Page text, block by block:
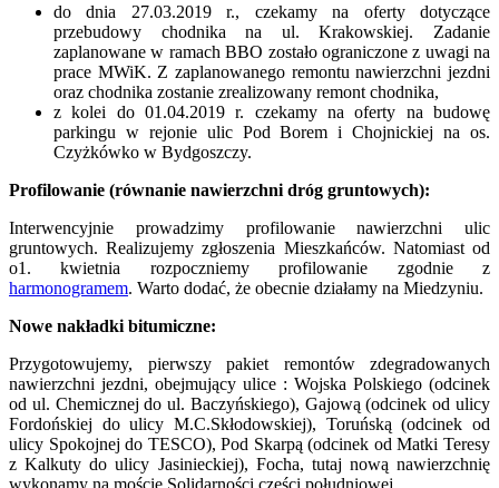
do dnia 27.03.2019 r., czekamy na oferty dotyczące
przebudowy chodnika na ul. Krakowskiej. Zadanie
zaplanowane w ramach BBO zostało ograniczone z uwagi na
prace MWiK. Z zaplanowanego remontu nawierzchni jezdni
oraz chodnika zostanie zrealizowany remont chodnika,
z kolei do 01.04.2019 r. czekamy na oferty na budowę
parkingu w rejonie ulic Pod Borem i Chojnickiej na os.
Czyżkówko w Bydgoszczy.
Profilowanie (równanie nawierzchni dróg gruntowych):
Interwencyjnie prowadzimy profilowanie nawierzchni ulic
gruntowych. Realizujemy zgłoszenia Mieszkańców. Natomiast od
o1. kwietnia rozpoczniemy profilowanie zgodnie z
harmonogramem. Warto dodać, że obecnie działamy na Miedzyniu.
Nowe nakładki bitumiczne:
Przygotowujemy, pierwszy pakiet remontów zdegradowanych
nawierzchni jezdni, obejmujący ulice : Wojska Polskiego (odcinek
od ul. Chemicznej do ul. Baczyńskiego), Gajową (odcinek od ulicy
Fordońskiej do ulicy M.C.Skłodowskiej), Toruńską (odcinek od
ulicy Spokojnej do TESCO), Pod Skarpą (odcinek od Matki Teresy
z Kalkuty do ulicy Jasinieckiej), Focha, tutaj nową nawierzchnię
wykonamy na moście Solidarności części południowej.